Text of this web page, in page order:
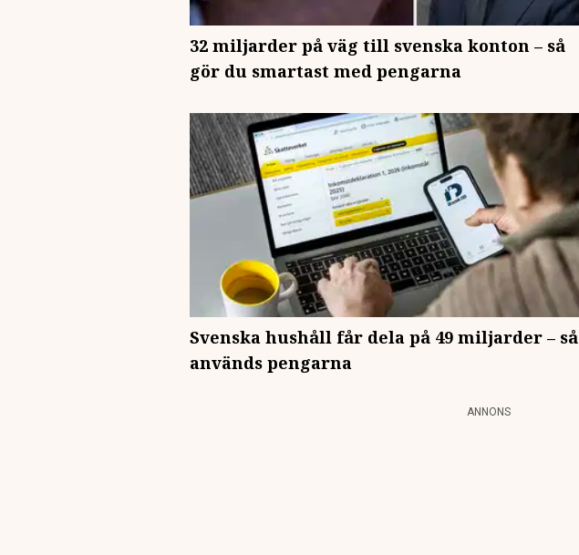
32 miljarder på väg till svenska konton – så
gör du smartast med pengarna
Svenska hushåll får dela på 49 miljarder – så
används pengarna
ANNONS